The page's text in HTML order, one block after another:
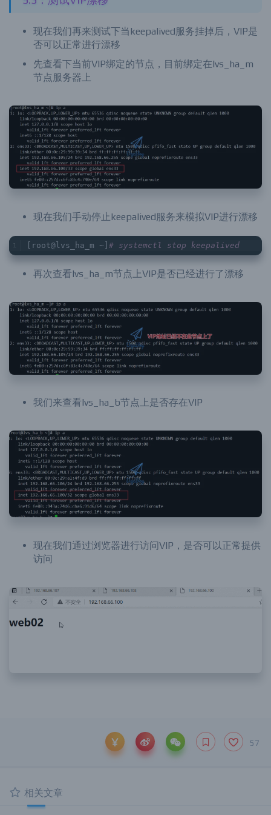
现在我们再来测试下当keepalived服务挂掉后，VIP是
否可以正常进行漂移
先查看下当前VIP绑定的节点，目前绑定在lvs_ha_m
节点服务器上
现在我们手动停止keepalived服务来模拟VIP进行漂移
[root@lvs_ha_m ~] # systemctl stop keepalived
再次查看lvs_ha_m节点上VIP是否已经进行了漂移
我们来查看lvs_ha_b节点上是否存在VIP
现在我们通过浏览器进行访问VIP，是否可以正常提供
访问
57
相关文章